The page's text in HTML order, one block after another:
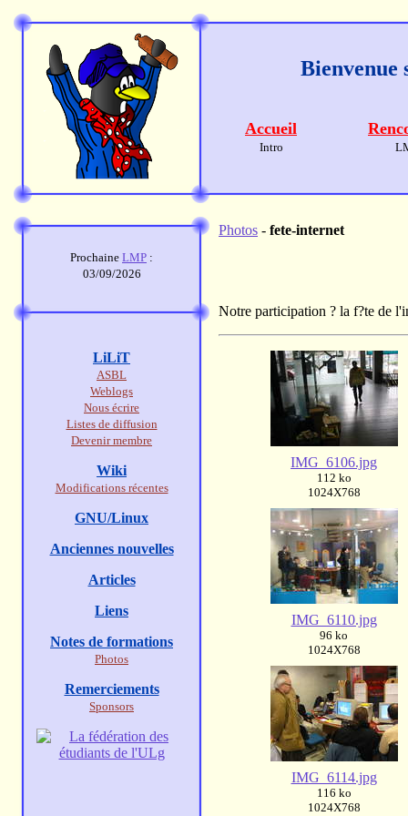
Accueil
Intro
Photos - fete-internet
Notre participation ? la f?te de
IMG_6106.jpg
112 ko
1024X768
IMG_6110.jpg
96 ko
1024X768
IMG_6114.jpg
116 ko
1024X768
Prochaine LMP :
03/09/2026
LiLiT
ASBL
Weblogs
Nous écrire
Listes de diffusion
Devenir membre
Wiki
Modifications récentes
GNU/Linux
Anciennes nouvelles
Articles
Liens
Notes de formations
Photos
Remerciements
Sponsors